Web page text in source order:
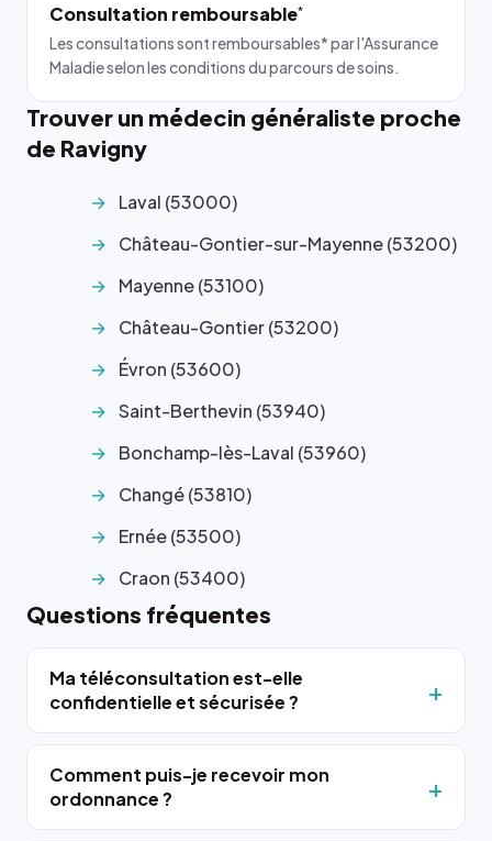
Consultation remboursable*
Les consultations sont remboursables* par l'Assurance
Maladie selon les conditions du parcours de soins.
Trouver un médecin généraliste proche
de Ravigny
Laval (53000)
Château-Gontier-sur-Mayenne (53200)
Mayenne (53100)
Château-Gontier (53200)
Évron (53600)
Saint-Berthevin (53940)
Bonchamp-lès-Laval (53960)
Changé (53810)
Ernée (53500)
Craon (53400)
Questions fréquentes
Ma téléconsultation est-elle
confidentielle et sécurisée ?
Comment puis-je recevoir mon
ordonnance ?